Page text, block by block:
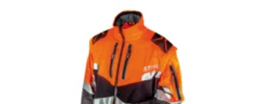
kan
vælges
på
varesiden